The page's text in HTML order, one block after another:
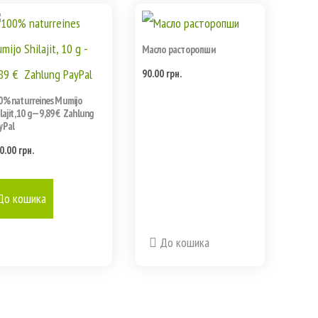
naturreines Mumijo
10 g — 9,89 € Zahlung
грн.
кошика
Масло расторопши
90.00 грн.
До кошика